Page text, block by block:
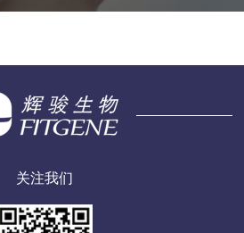
关注我们